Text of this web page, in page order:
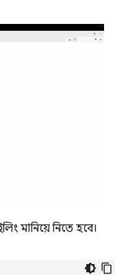
মানিয়ে নিতে হবে।